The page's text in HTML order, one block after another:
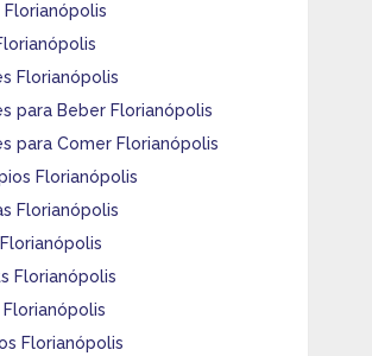
Florianópolis
Florianópolis
para Beber Florianópolis
para Comer Florianópolis
Florianópolis
Florianópolis
Florianópolis
Florianópolis